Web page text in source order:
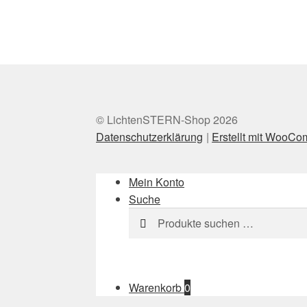
© LichtenSTERN-Shop 2026
Datenschutzerklärung
Erstellt mit
Mein Konto
Suche
Suchen
nach:
Suchen
Warenkorb0